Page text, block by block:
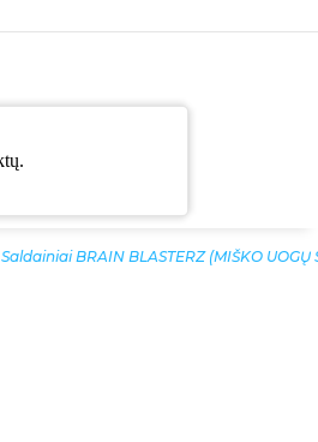
Saldainiai BRAIN BLASTERZ (MIŠKO UOGŲ